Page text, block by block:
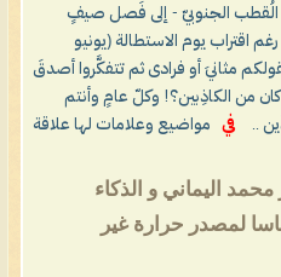
الجنوبيّ - إلى فَصل صيفٍ
حتى اللّحظة رغم اقتراب يوم الاستطالة (يونيو
عقولكم مثانيَ أو فرادى ثم تتفكَّروا أصدقَ
كان من الكاذِبين؟! وكلّ عامٍ وأنتم
..
في
مواضيع وعلامات لها علاقة
اليماني و الذكاء
لمصدر حرارة غير